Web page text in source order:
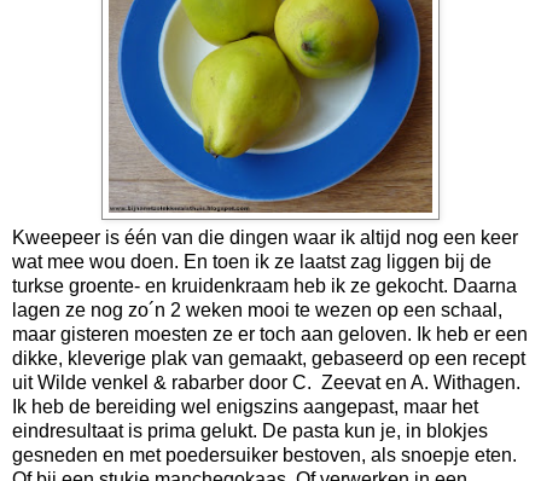
Kweepeer is één van die dingen waar ik altijd nog een keer
wat mee wou doen. En toen ik ze laatst zag liggen bij de
turkse groente- en kruidenkraam heb ik ze gekocht. Daarna
lagen ze nog zo´n 2 weken mooi te wezen op een schaal,
maar gisteren moesten ze er toch aan geloven. Ik heb er een
dikke, kleverige plak van gemaakt, gebaseerd op een recept
uit Wilde venkel & rabarber door C. Zeevat en A. Withagen.
Ik heb de bereiding wel enigszins aangepast, maar het
eindresultaat is prima gelukt. De pasta kun je, in blokjes
gesneden en met poedersuiker bestoven, als snoepje eten.